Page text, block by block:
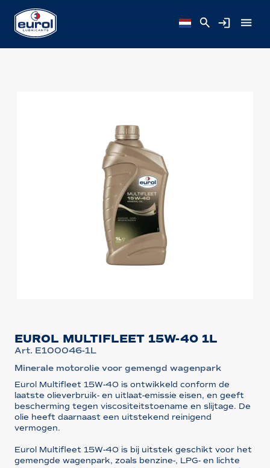
EUROL MULTIFLEET 15W-40 1L
Art. E100046-1L
Minerale motorolie voor gemengd wagenpark
Eurol Multifleet 15W-40 is ontwikkeld conform de
laatste olieverbruik- en uitlaat-emissie eisen, en geeft
bescherming tegen viscositeitstoename en slijtage. De
olie heeft daarnaast een uitstekend reinigend
vermogen.
Eurol Multifleet 15W-40 is bij uitstek geschikt voor het
gemengde wagenpark, zoals benzine-, LPG- en lichte